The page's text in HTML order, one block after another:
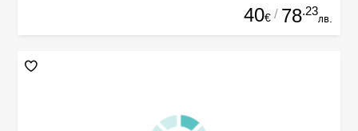
40€ / 78.23
лв.